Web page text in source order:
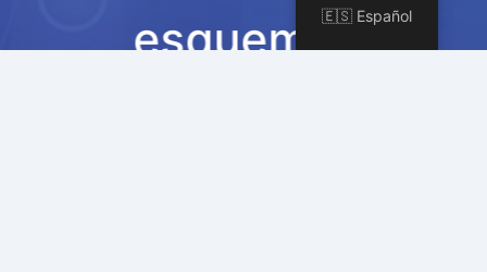
esquemas🇪🇸 Español